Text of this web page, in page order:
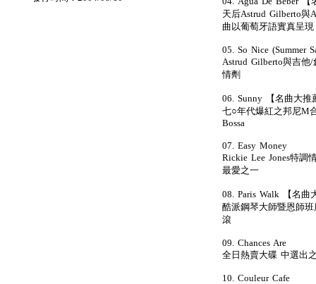
天后Astrud Gilberto與
曲以葡萄牙語實真呈現
05. So Nice (Summer
Astrud Gilberto與吉他
情劑
06. Sunny 【名曲大推
七○年代爆紅之邦尼M
Bossa
07. Easy Money
Rickie Lee Jones特調
最愛之一
08. Paris Walk 【名曲
酷派鋼琴大師暨恩師
滾
09. Chances Are
全日熱賣大碟 中選出
10. Couleur Cafe